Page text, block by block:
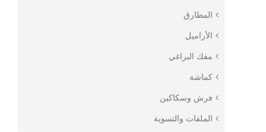
المطارق
الأزاميل
مفك البراغي
كماشة
فرش وسكاكين
الملفات والتسوية